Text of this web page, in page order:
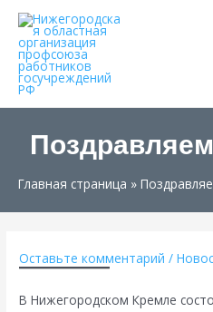
Главная страница »
Оставьте комментарий /
В Нижегородском Кремле